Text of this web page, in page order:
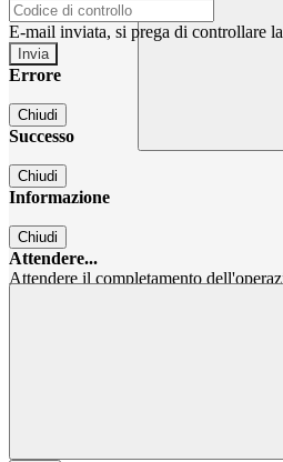
E-mail inviata, si prega di controllare
Errore
Chiudi
Successo
Chiudi
Informazione
Chiudi
Attendere...
Attendere il completamento